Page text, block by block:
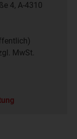
4, A-4310
MwSt.